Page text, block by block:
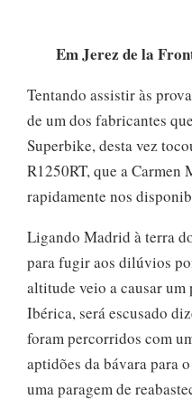
Em Jerez de la
Tentando assistir às
de um dos fabricantes
Superbike, desta vez
R1250RT, que a Carmen
rapidamente nos
Ligando Madrid à terra
para fugir aos dilúvios
altitude veio a causar
Ibérica, será escusado
foram percorridos com
aptidões da bávara para
uma paragem de